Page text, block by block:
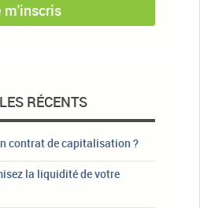
m'inscris
RÉCENTS
contrat de capitalisation ?
la liquidité de votre